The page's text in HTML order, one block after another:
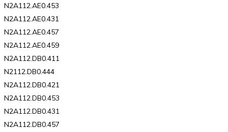
N2A112.AE0.453
N2A112.AE0.431
N2A112.AE0.457
N2A112.AE0.459
N2A112.DB0.411
N2112.DB0.444
N2A112.DB0.421
N2A112.DB0.453
N2A112.DB0.431
N2A112.DB0.457